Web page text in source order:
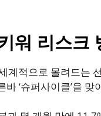
워 리스크
계적으로 몰려드는
‘슈퍼사이클’을 맞